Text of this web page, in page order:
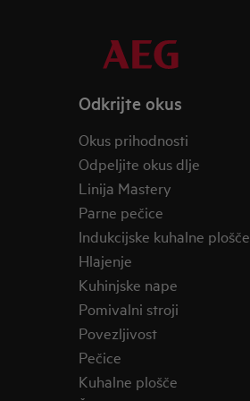
Odkrijte okus
Okus prihodnosti
Odpeljite okus dlje
Linija Mastery
Parne pečice
Indukcijske kuhalne plošče
Hlajenje
Kuhinjske nape
Pomivalni stroji
Povezljivost
Pečice
Kuhalne plošče